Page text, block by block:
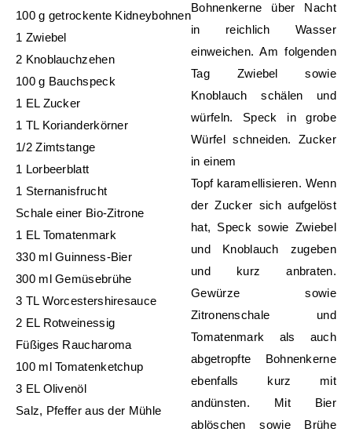
100 g getrockente Kidneybohnen
1 Zwiebel
2 Knoblauchzehen
100 g Bauchspeck
1 EL Zucker
1 TL Korianderkörner
1/2 Zimtstange
1 Lorbeerblatt
1 Sternanisfrucht
Schale einer Bio-Zitrone
1 EL Tomatenmark
330 ml Guinness-Bier
300 ml Gemüsebrühe
3 TL Worcestershiresauce
2 EL Rotweinessig
Füßiges Raucharoma
100 ml Tomatenketchup
3 EL Olivenöl
Salz, Pfeffer aus der Mühle
Bohnenkerne über Nacht
in reichlich Wasser
einweichen. Am folgenden
Tag Zwiebel sowie
Knoblauch schälen und
würfeln. Speck in grobe
Würfel schneiden. Zucker
in einem
Topf karamellisieren. Wenn
der Zucker sich aufgelöst
hat, Speck sowie Zwiebel
und Knoblauch zugeben
und kurz anbraten.
Gewürze sowie
Zitronenschale und
Tomatenmark als auch
abgetropfte Bohnenkerne
ebenfalls kurz mit
andünsten. Mit Bier
ablöschen sowie Brühe